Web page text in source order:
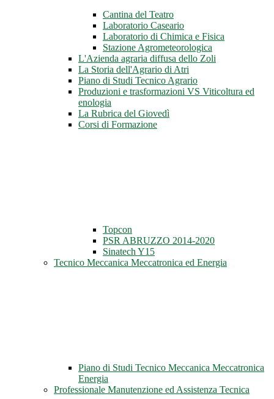
Cantina del Teatro
Laboratorio Caseario
Laboratorio di Chimica e Fisica
Stazione Agrometeorologica
L'Azienda agraria diffusa dello Zoli
La Storia dell'Agrario di Atri
Piano di Studi Tecnico Agrario
Produzioni e trasformazioni VS Viticoltura ed
enologia
La Rubrica del Giovedì
Corsi di Formazione
Topcon
PSR ABRUZZO 2014-2020
Sinatech Y15
Tecnico Meccanica Meccatronica ed Energia
Piano di Studi Tecnico Meccanica Meccatronica
Energia
Professionale Manutenzione ed Assistenza Tecnica